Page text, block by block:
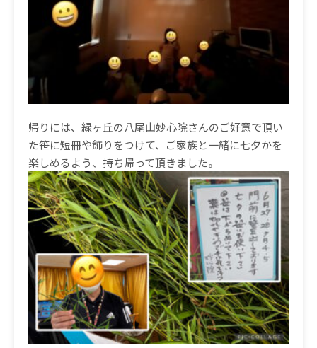
帰りには、緑ヶ丘の八尾山妙心院さんのご好意で頂い
た笹に短冊や飾りをつけて、ご家族と一緒に七夕かを
楽しめるよう、持ち帰って頂きました。